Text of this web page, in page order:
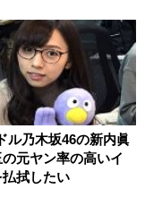
ル乃木坂46の新内眞
元ヤン率の高いイ
払拭したい